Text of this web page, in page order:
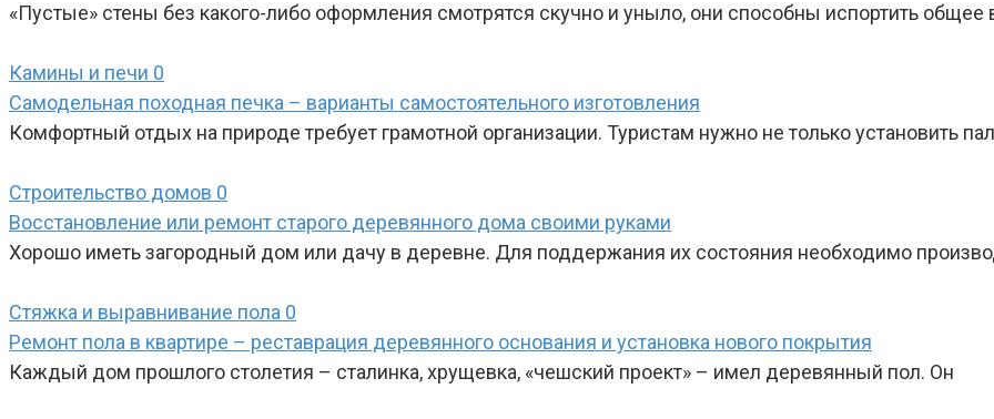
«Пустые» стены без какого-либо оформления смотрятся скучно и уныло, они способны испортить общее
Камины и печи 0
Самодельная походная печка – варианты самостоятельного изготовления
Комфортный отдых на природе требует грамотной организации. Туристам нужно не только установить
Строительство домов 0
Восстановление или ремонт старого деревянного дома своими руками
Хорошо иметь загородный дом или дачу в деревне. Для поддержания их состояния необходимо
Стяжка и выравнивание пола 0
Ремонт пола в квартире – реставрация деревянного основания и установка нового покрытия
Каждый дом прошлого столетия – сталинка, хрущевка, «чешский проект» – имел деревянный пол. Он